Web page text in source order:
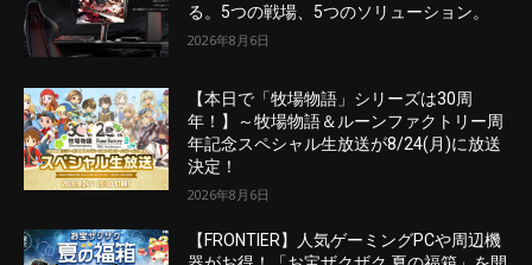
る。5つの戦場、5つのソリューション。
2026年8月6日
【本日で「牧場物語」シリーズは30周
年！】～牧場物語＆ルーンファクトリー周
年記念スペシャル生放送が8/24(月)に放送
決定！
2026年8月6日
【FRONTIER】人気ゲーミングPCや周辺機